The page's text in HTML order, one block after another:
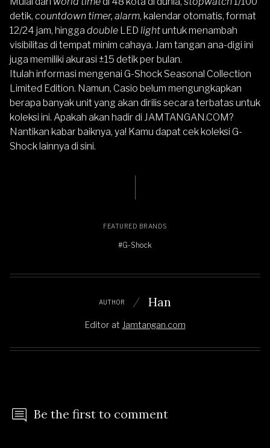
detik, countdown timer, alarm, kalendar otomatis, format
12/24 jam, hingga double LED lightuntuk menambah
visibilitas di tempat minim cahaya. Jam tangan ana-digi ini
juga memiliki akurasi ±15 detik per bulan.
Itulah informasi mengenai G-Shock Seasonal Collection
Limited Edition. Namun, Casio belum mengungkapkan
berapa banyak unit yang akan dirilis secara terbatas untuk
koleksi ini. Apakah akan hadir di JAMTANGAN.COM?
Nantikan kabar baiknya, ya! Kamu dapatcek koleksi G-
Shock lainnya di sini.
FEATURED BRANDS
#G-Shock
AUTHOR Han
Editor at Jamtangan.com
Be the first to comment